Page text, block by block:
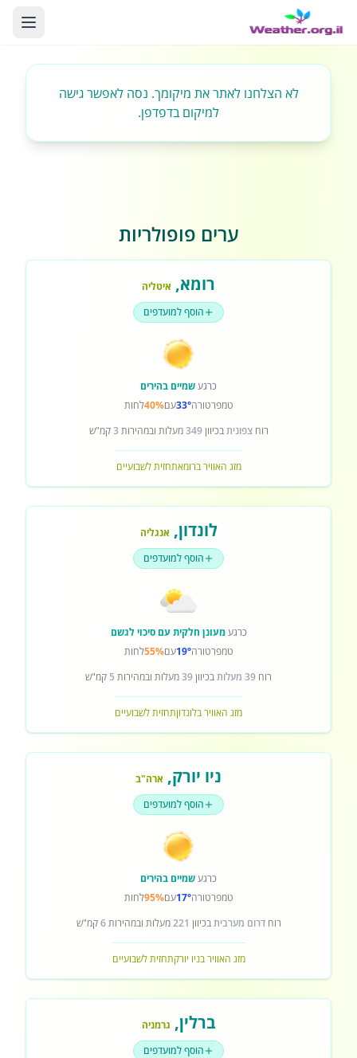
לא הצלחנו לאתר את מיקומך. נסה לאפשר גישה
למיקום בדפדפן.
ערים פופולריות
רומא, איטליה
הוסף למועדפים
כרגעשמיים בהירים
טמפרטורה33°עם40%לחות
רוחצפוניתבכיוון349מעלות ובמהירות 3קמ"ש
מזג האוויר ברומאתחזית לשבועיים
לונדון, אנגליה
הוסף למועדפים
כרגעמעונן חלקית עם סיכוי לגשם
טמפרטורה19°עם55%לחות
רוח 39 מעלות בכיוון39מעלות ובמהירות 5 קמ"ש
מזג האוויר בלונדוןתחזית לשבועיים
ניו יורק, ארה"ב
הוסף למועדפים
כרגעשמיים בהירים
טמפרטורה17°עם95%לחות
רוחדרום מערביתבכיוון 221מעלות ובמהירות6קמ"ש
מזג האוויר בניו יורקתחזית לשבועיים
ברלין, גרמניה
הוסף למועדפים